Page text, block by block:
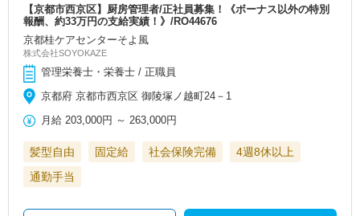
【京都市西京区】厨房管理者/正社員募集！《ボーナス以外の特別
報酬、約33万円の支給実績！》/RO44676
京都桂ケアセンターそよ風
株式会社SOYOKAZE
管理栄養士・栄養士 / 正職員
京都府 京都市西京区 御陵塚ノ越町24－1
月給 203,000円 ～ 263,000円
髪型自由 固定給 社会保険完備
4週8休以上
通勤手当